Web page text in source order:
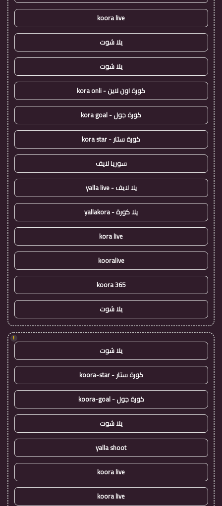
koora live
يلا شوت
يلا شوت
كورة اون لاين - kora onli
كورة جول - kora goal
كورة ستار - kora star
سوريا لايف
يلا لايف - yalla live
يلا كورة - yallakora
kora live
kooralive
koora 365
يلا شوت
!
يلا شوت
كورة ستار - koora-star
كورة جول - koora-goal
يلا شوت
yalla shoot
koora live
koora live